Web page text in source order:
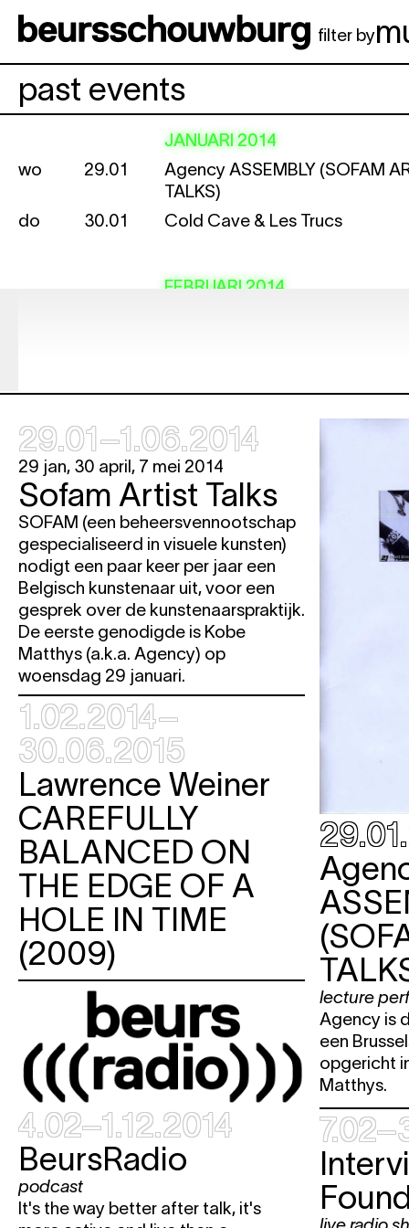
filter by
past events
JANUARI 2014
wo
29.01 AgencyASSEMBLY (SOFAM
TALKS)
do 30.01 Cold Cave & Les Trucs
FEBRUARI 2014
vr 7.02 Expo politricks.
Opening Speech
Superamas
Erik Bünger THE GIRL WHO
Lucky Dragons, Fatima Al
Soumaya aka Phéline
za 8.02 Expo politricks.
Follow the Guide
Superamas
Erik BüngerTHE GIRL WHO
do 13.02 Expo politricks.
vr 14.02 Expo politricks.
15.02 Expo politricks.
Follow the Guide
wo 19.02 Expo politricks.
do 20.02 Expo politricks.
vr 21.02 Expo politricks.
za 22.02 Expo politricks.
26.02
27.02 Expo politricks.
vr 28.02 Expo politricks.
MAART 2014
za
1.03 Expo politricks.
Follow the Guide
wo 5.03 Expo politricks.
29.01–1.06.2014
29 jan, 30 april, 7 mei 2014
Sofam Artist Talks
SOFAM (een beheersvennootschap
gespecialiseerd in visuele kunsten)
nodigt een paar keer per jaar een
Belgisch kunstenaar uit, voor een
gesprek over de kunstenaarspraktijk.
De eerste genodigde is Kobe
Matthys (a.k.a. Agency) op
woensdag 29 januari.
lecture
Agency is
een
opgericht
Matthys.
1.02.2014–
30.06.2015
Lawrence Weiner
CAREFULLY
BALANCED ON
THE EDGE OF A
HOLE IN TIME
(2009)
4.02–1.12.2014
BeursRadio
podcast
It's the way better after talk, it's